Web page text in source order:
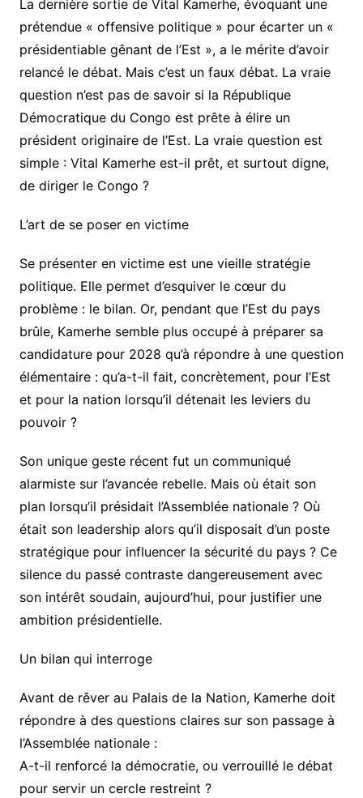
La dernière sortie de Vital Kamerhe, évoquant une
prétendue « offensive politique » pour écarter un «
présidentiable gênant de l’Est », a le mérite d’avoir
relancé le débat. Mais c’est un faux débat. La vraie
question n’est pas de savoir si la République
Démocratique du Congo est prête à élire un
président originaire de l’Est. La vraie question est
simple : Vital Kamerhe est-il prêt, et surtout digne,
de diriger le Congo ?
L’art de se poser en victime
Se présenter en victime est une vieille stratégie
politique. Elle permet d’esquiver le cœur du
problème : le bilan. Or, pendant que l’Est du pays
brûle, Kamerhe semble plus occupé à préparer sa
candidature pour 2028 qu’à répondre à une question
élémentaire : qu’a-t-il fait, concrètement, pour l’Est
et pour la nation lorsqu’il détenait les leviers du
pouvoir ?
Son unique geste récent fut un communiqué
alarmiste sur l’avancée rebelle. Mais où était son
plan lorsqu’il présidait l’Assemblée nationale ? Où
était son leadership alors qu’il disposait d’un poste
stratégique pour influencer la sécurité du pays ? Ce
silence du passé contraste dangereusement avec
son intérêt soudain, aujourd’hui, pour justifier une
ambition présidentielle.
Un bilan qui interroge
Avant de rêver au Palais de la Nation, Kamerhe doit
répondre à des questions claires sur son passage à
l’Assemblée nationale :
A-t-il renforcé la démocratie, ou verrouillé le débat
pour servir un cercle restreint ?